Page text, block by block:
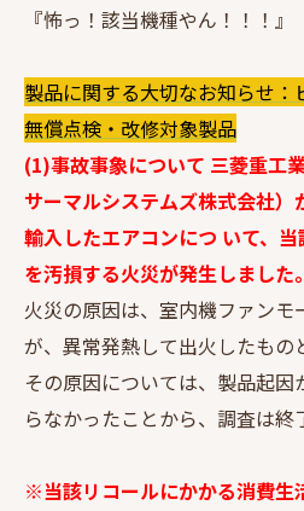
『怖っ！該当機種やん！！！』
製品に関する大切なお知らせ
無償点検・改修対象製品
(1)事故事象について 三菱重工
サーマルシステムズ株式会社）
輸入したエアコンにつ いて、
を汚損する火災が発生しました。
火災の原因は、室内機ファンモ
が、異常発熱して出火したもの
その原因については、製品起
らなかったことから、調査は終
※当該リコールにかかる消費生